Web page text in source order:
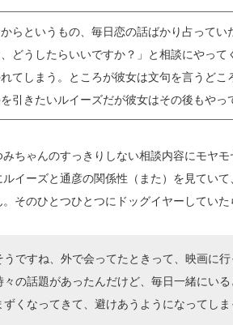
らというもの、毎日恋の話ばかり占って
どうしたらいいですか？」と相談にやっ
てしまう。ところが彼女は文句を言うど
引きたいルイーズだが彼女はその後もや
ちゃんのすっきりしない相談内容にモヤ
ルイーズと通彦の関係性（また）を見てい
そのひとつひとつにドッグイヤーしてい
うですね、外で会ってたときって、映画に
の話題があったんだけど、毎日一緒にい
ずくなってきて、避けあうようになってし